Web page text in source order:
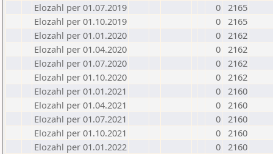
Elozahl per 01.07.2019
0 2165
Elozahl per 01.10.2019
0 2165
Elozahl per 01.01.2020
0 2162
Elozahl per 01.04.2020
0 2162
Elozahl per 01.07.2020
0 2162
Elozahl per 01.10.2020
0 2162
Elozahl per 01.01.2021
0 2160
Elozahl per 01.04.2021
0 2160
Elozahl per 01.07.2021
0 2160
Elozahl per 01.10.2021
0 2160
Elozahl per 01.01.2022
0 2160